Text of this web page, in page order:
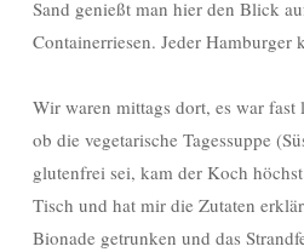
Sand genießt man hier den Blick
Containerriesen. Jeder Hamburger
Wir waren mittags dort, es war
ob die vegetarische Tagessuppe
glutenfrei sei, kam der Koch
Tisch und hat mir die Zutaten
Bionade getrunken und das